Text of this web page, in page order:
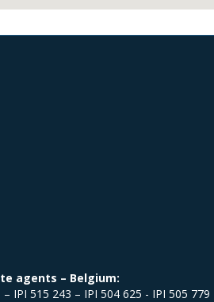
agents – Belgium:
IPI 515 243 – IPI 504 625 - IPI 505 779